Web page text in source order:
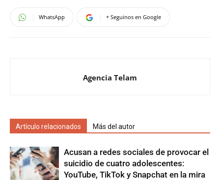
WhatsApp + Seguinos en Google
Agencia Telam
Artículo relacionados Más del autor
Acusan a redes sociales de provocar el
suicidio de cuatro adolescentes:
YouTube, TikTok y Snapchat en la mira